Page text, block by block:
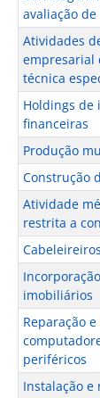
avaliação
Atividades
empresarial
técnica
Holdings de
financeiras
Produção
Construção
Atividade
restrita a
imobiliários
Reparação
periféricos
Instalação e